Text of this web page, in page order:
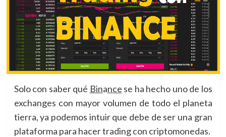
Solo con saber qué Binance se ha hecho uno de los
exchanges con mayor volumen de todo el planeta
tierra, ya podemos intuir que debe de ser una gran
plataforma para hacer trading con criptomonedas.